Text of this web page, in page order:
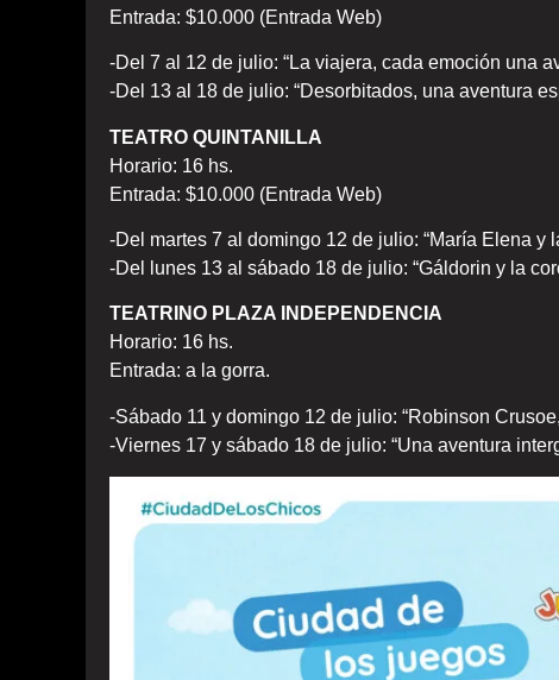
Entrada: $10.000 (Entrada Web)
-Del 7 al 12 de julio: “La viajera, cada emoción una
-Del 13 al 18 de julio: “Desorbitados, una aventura
TEATRO QUINTANILLA
Horario: 16 hs.
Entrada: $10.000 (Entrada Web)
-Del martes 7 al domingo 12 de julio: “María Elena y
-Del lunes 13 al sábado 18 de julio: “Gáldorin y la
TEATRINO PLAZA INDEPENDENCIA
Horario: 16 hs.
Entrada: a la gorra.
-Sábado 11 y domingo 12 de julio: “Robinson
-Viernes 17 y sábado 18 de julio: “Una aventura